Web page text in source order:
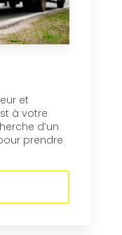
et
à votre
d’un
prendre